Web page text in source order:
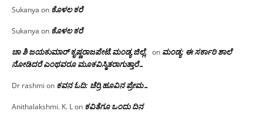
Sukanya on ಕೊಳಲ ಕರೆ
Sukanya on ಕೊಳಲ ಕರೆ
ಚಾ ಶಿ ಜಯಕುಮಾರ್ ಕೃಷ್ಣರಾಜಪೇಟೆ.ಮಂಡ್ಯ ಜಿಲ್ಲೆ. on ಮಂಡ್ಯ: ಈ ಸರ್ಕಾರಿ ಶಾಲೆ
ನೋಡಿದರೆ ಎಂಥವರೂ ಮೂಕವಿಸ್ಮಿತರಾಗುತ್ತಾರೆ…
Dr rashmi on ಕವನ ಓದಿ: ಚೆರ್ರಿ ಹೂವಿನ ಪ್ರೇಮ…
Anithalakshmi. K. Lon ಕವಿತೆಗೂ ಒಂದು ದಿನ